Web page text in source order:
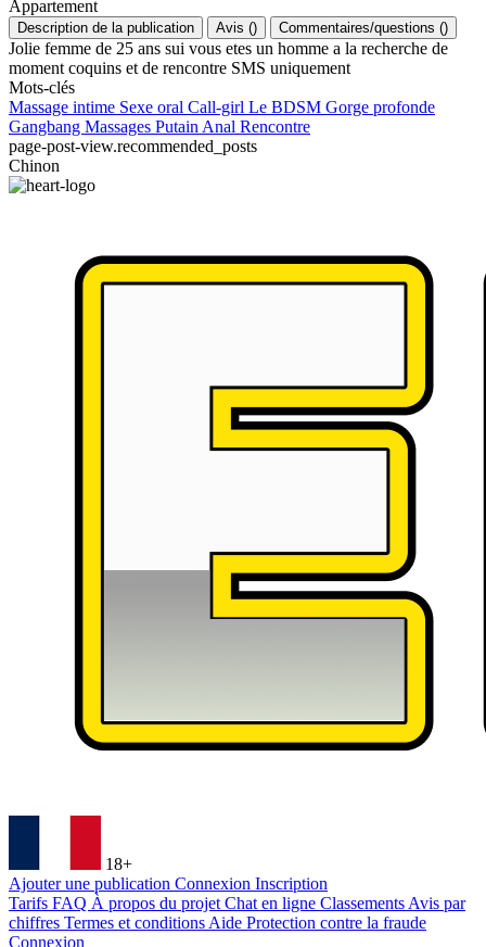
Appartement
Description de la publication Avis () Commentaires/questions ()
Jolie femme de 25 ans sui vous etes un homme a la recherche de
moment coquins et de rencontre SMS uniquement
Mots-clés
Massage intime Sexe oral Call-girl Le BDSM Gorge profonde
Gangbang Massages Putain Anal Rencontre
page-post-view.recommended_posts
Chinon
18+
Ajouter une publication Connexion Inscription
Tarifs FAQ À propos du projet Chat en ligne Classements Avis par
chiffres Termes et conditions Aide Protection contre la fraude
Connexion